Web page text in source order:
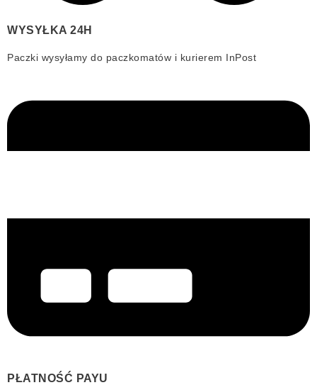
WYSYŁKA 24H
Paczki wysyłamy do paczkomatów i kurierem InPost
PŁATNOŚĆ PAYU